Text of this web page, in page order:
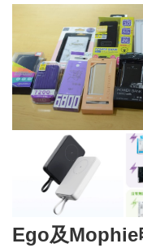
Ego及Mophie